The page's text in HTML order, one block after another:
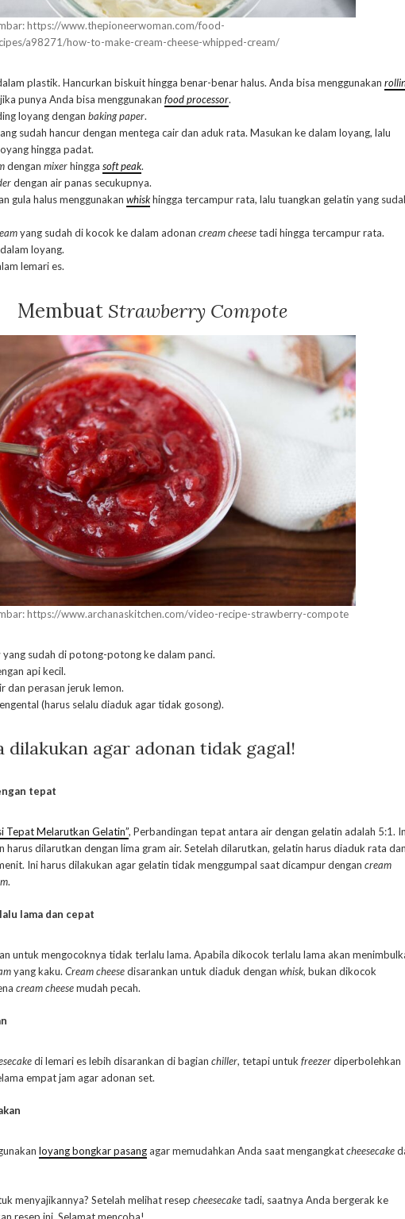
https://www.thepioneerwoman.com/food-
a98271/how-to-make-cream-cheese-whipped-cream/
plastik. Hancurkan biskuit hingga benar-benar halus. Anda bisa menggunakan
punya Anda bisa menggunakan food processor.
loyang dengan baking paper.
sudah hancur dengan mentega cair dan aduk rata. Masukan ke dalam loyang, lalu
hingga padat.
dengan mixerhingga soft peak.
dengan air panas secukupnya.
gula halus menggunakan whiskhingga tercampur rata, lalu tuangkan gelatin yang
yang sudah di kocok ke dalam adonan cream cheesetadi hingga tercampur rata.
loyang.
lemari es.
Membuat Strawberry Compote
https://www.archanaskitchen.com/video-recipe-strawberry-compote
sudah di potong-potong ke dalam panci.
api kecil.
dan perasan jeruk lemon.
(harus selalu diaduk agar tidak gosong).
dilakukan agar adonan tidak gagal!
tepat
Tepat Melarutkan Gelatin”, Perbandingan tepat antara air dengan gelatin adalah 5:1.
harus dilarutkan dengan lima gram air. Setelah dilarutkan, gelatin harus diaduk rata dan
Ini harus dilakukan agar gelatin tidak menggumpal saat dicampur dengan cream
.
lama dan cepat
untuk mengocoknya tidak terlalu lama. Apabila dikocok terlalu lama akan
yang kaku. Cream cheesedisarankan untuk diaduk dengan whisk, bukan dikocok
cream cheesemudah pecah.
di lemari es lebih disarankan di bagian chiller, tetapi untuk freezerdiperbolehkan
empat jam agar adonan set.
loyang bongkar pasangagar memudahkan Anda saat mengangkatcheesecake
menyajikannya? Setelah melihat resep cheesecaketadi, saatnya Anda bergerak ke